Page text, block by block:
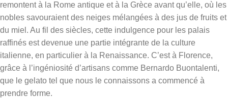
remontent à la Rome antique et à la Grèce avant qu’elle, où les
nobles savouraient des neiges mélangées à des jus de fruits et
du miel. Au fil des siècles, cette indulgence pour les palais
raffinés est devenue une partie intégrante de la culture
italienne, en particulier à la Renaissance. C’est à Florence,
grâce à l’ingéniosité d’artisans comme Bernardo Buontalenti,
que le gelato tel que nous le connaissons a commencé à
prendre forme.